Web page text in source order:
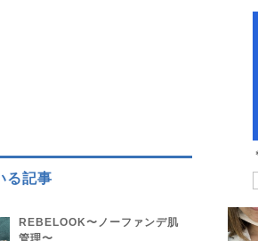
る記事
REBELOOK〜ノーファンデ肌
管理〜